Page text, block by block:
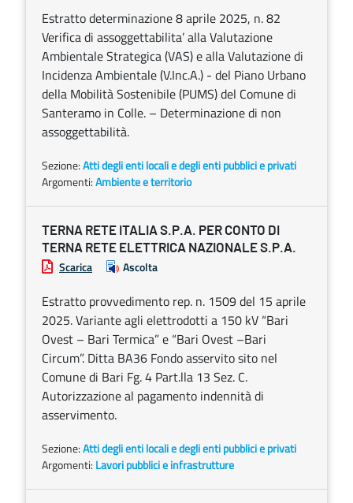
Estratto determinazione 8 aprile 2025, n. 82
Verifica di assoggettabilita’ alla Valutazione
Ambientale Strategica (VAS) e alla Valutazione di
Incidenza Ambientale (V.Inc.A.) - del Piano Urbano
della Mobilità Sostenibile (PUMS) del Comune di
Santeramo in Colle. – Determinazione di non
assoggettabilità.
Sezione:Atti degli enti locali e degli enti pubblici e privati
Argomenti:Ambiente e territorio
TERNA RETE ITALIA S.P.A. PER CONTO DI
TERNA RETE ELETTRICA NAZIONALE S.P.A.
Scarica Ascolta
Estratto provvedimento rep. n. 1509 del 15 aprile
2025. Variante agli elettrodotti a 150 kV “Bari
Ovest – Bari Termica” e “Bari Ovest –Bari
Circum”. Ditta BA36 Fondo asservito sito nel
Comune di Bari Fg. 4 Part.lla 13 Sez. C.
Autorizzazione al pagamento indennità di
asservimento.
Sezione:Atti degli enti locali e degli enti pubblici e privati
Argomenti: Lavori pubblici e infrastrutture